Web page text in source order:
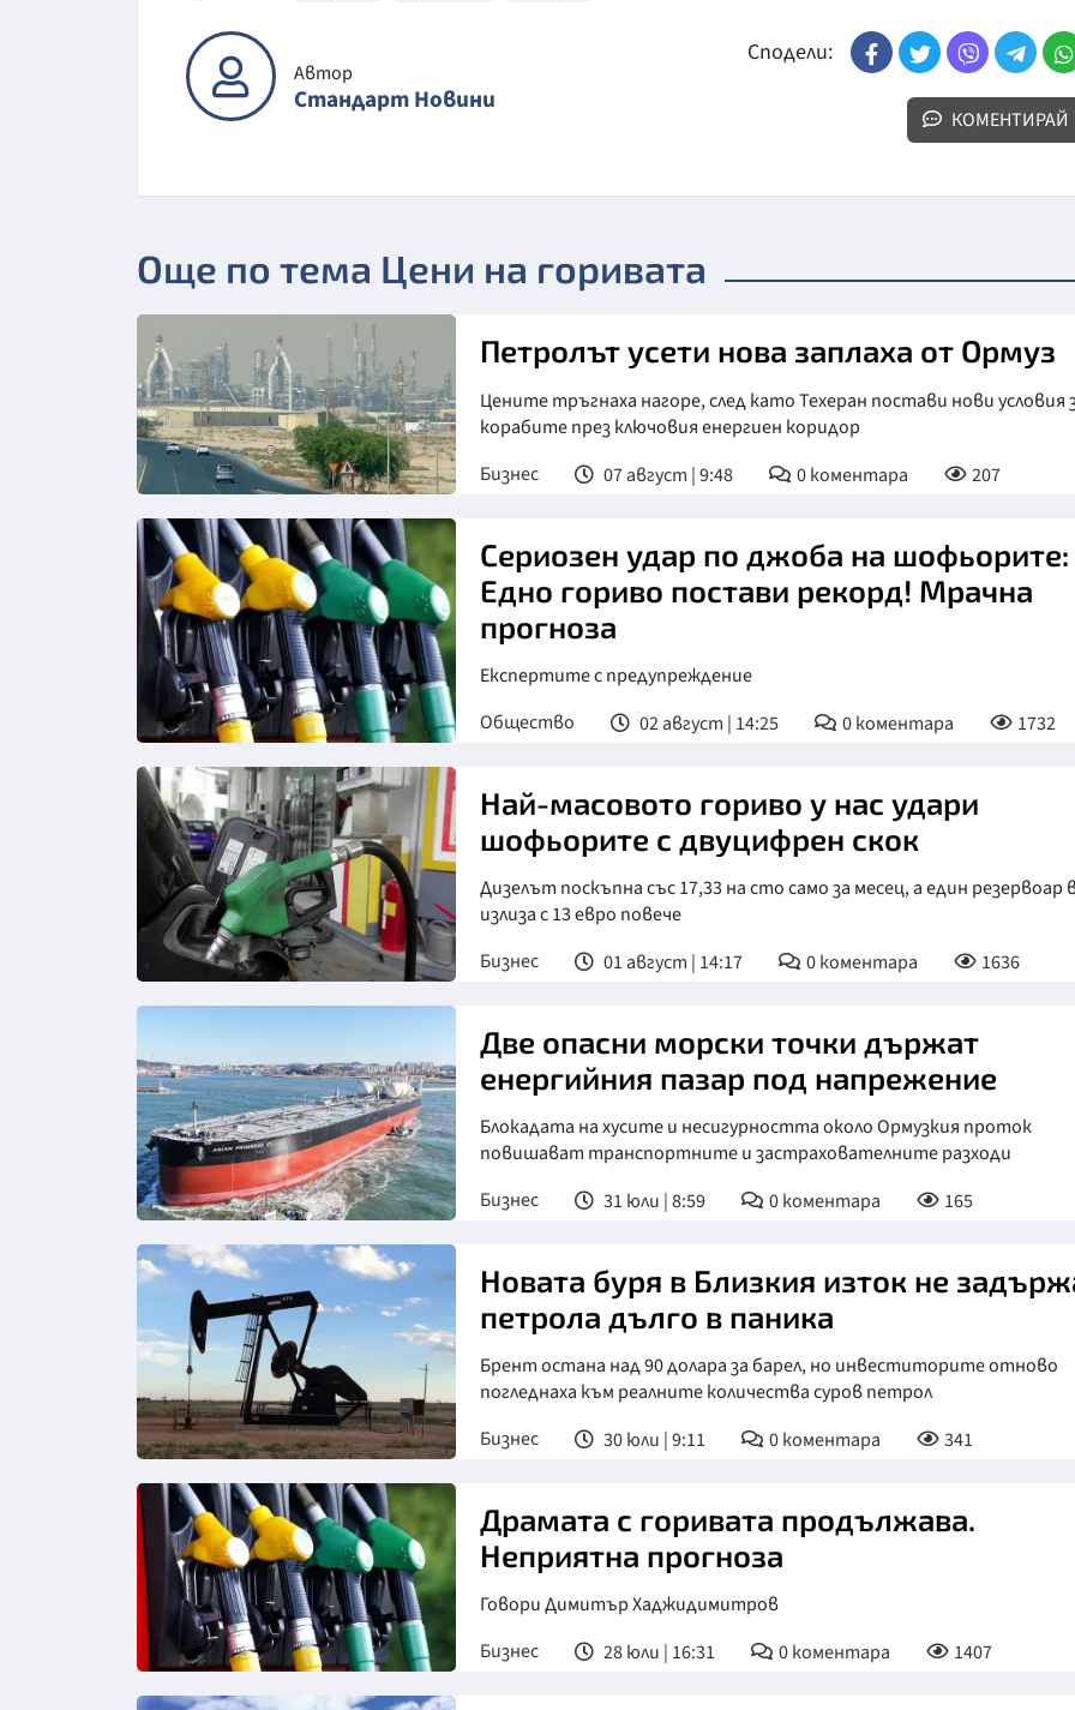
Автор
Стандарт Новини
Сподели:
КОМЕНТИРАЙ
Още по тема Цени на горивата
Петролът усети нова заплаха от Ормуз
Цените тръгнаха нагоре, след като Техеран постави нови условия
корабите през ключовия енергиен коридор
Бизнес
07 август | 9:48 0коментара 207
Сериозен удар по джоба на шофьорите:
Едно гориво постави рекорд! Мрачна
прогноза
Експертите с предупреждение
Общество
02 август | 14:25 0коментара 1732
Най-масовото гориво у нас удари
шофьорите с двуцифрен скок
Дизелът поскъпна със 17,33 на сто само за месец, а един резервоар
излиза с 13 евро повече
Бизнес
01 август | 14:17 0коментара 1636
Две опасни морски точки държат
енергийния пазар под напрежение
Блокадата на хусите и несигурността около Ормузкия проток
повишават транспортните и застрахователните разходи
Бизнес
31 юли | 8:59 0коментара 165
Новата буря в Близкия изток не
петрола дълго в паника
Брент остана над 90 долара за барел, но инвеститорите отново
погледнаха към реалните количества суров петрол
Бизнес
30 юли | 9:11 0коментара 341
Драмата с горивата продължава.
Неприятна прогноза
Говори Димитър Хаджидимитров
Бизнес
28 юли | 16:31 0коментара 1407